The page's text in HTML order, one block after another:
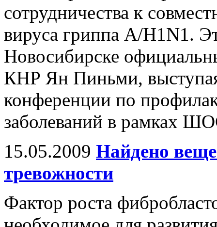
сотрудничества к
вируса гриппа A/H1N1.
Новосибирске
КНР Ян Пиньми,
конференции по
заболеваний в рамках
15.05.2009 Найдено
тревожности
Фактор роста